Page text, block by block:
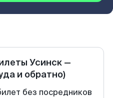
Усинск —
и обратно)
без посредников